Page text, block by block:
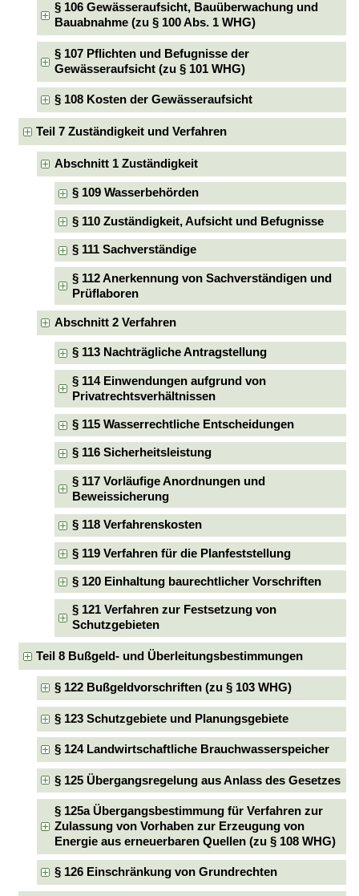
§ 106 Gewässeraufsicht, Bauüberwachung und
Bauabnahme (zu § 100 Abs. 1 WHG)
§ 107 Pflichten und Befugnisse der
Gewässeraufsicht (zu § 101 WHG)
§ 108 Kosten der Gewässeraufsicht
Teil 7 Zuständigkeit und Verfahren
Abschnitt 1 Zuständigkeit
§ 109 Wasserbehörden
§ 110 Zuständigkeit, Aufsicht und Befugnisse
§ 111 Sachverständige
§ 112 Anerkennung von Sachverständigen und
Prüflaboren
Abschnitt 2 Verfahren
§ 113 Nachträgliche Antragstellung
§ 114 Einwendungen aufgrund von
Privatrechtsverhältnissen
§ 115 Wasserrechtliche Entscheidungen
§ 116 Sicherheitsleistung
§ 117 Vorläufige Anordnungen und
Beweissicherung
§ 118 Verfahrenskosten
§ 119 Verfahren für die Planfeststellung
§ 120 Einhaltung baurechtlicher Vorschriften
§ 121 Verfahren zur Festsetzung von
Schutzgebieten
Teil 8 Bußgeld- und Überleitungsbestimmungen
§ 122 Bußgeldvorschriften (zu § 103 WHG)
§ 123 Schutzgebiete und Planungsgebiete
§ 124 Landwirtschaftliche Brauchwasserspeicher
§ 125 Übergangsregelung aus Anlass des Gesetzes
§ 125a Übergangsbestimmung für Verfahren zur
Zulassung von Vorhaben zur Erzeugung von
Energie aus erneuerbaren Quellen (zu § 108 WHG)
§ 126 Einschränkung von Grundrechten